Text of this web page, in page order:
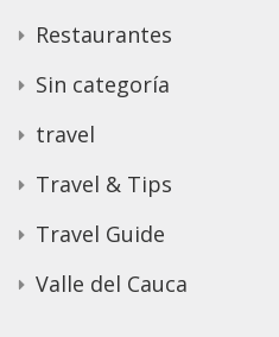
Restaurantes
Sin categoría
travel
Travel & Tips
Travel Guide
Valle del Cauca